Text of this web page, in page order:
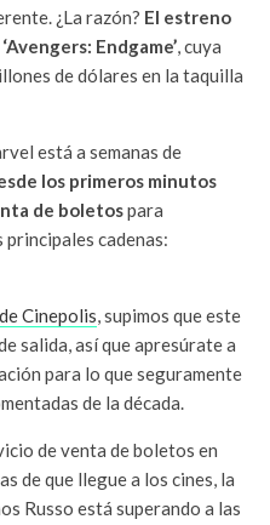
¿La razón? El estreno
Endgame’, cuya
de dólares en la taquilla
está a semanas de
los primeros minutos
de boletospara
principales cadenas:
Cinepolis, supimos que este
salida, así que apresúrate a
para lo que seguramente
de la década.
de venta de boletos en
de que llegue a los cines, la
Russo está superando a las